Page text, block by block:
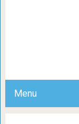
Menu